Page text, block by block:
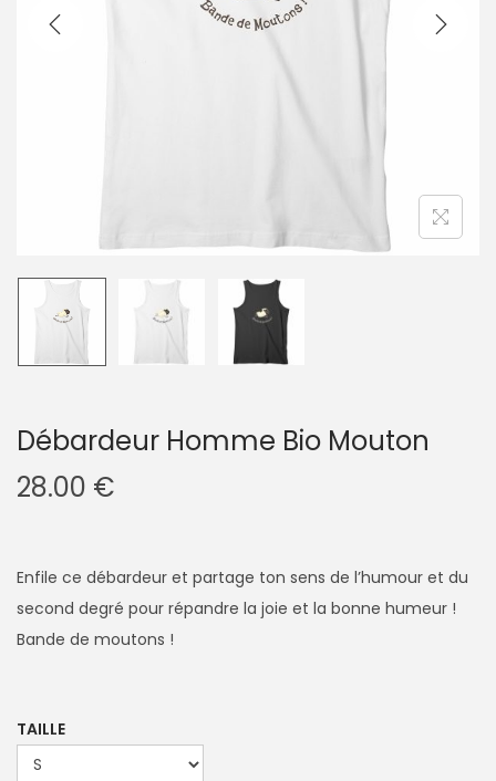
g
n
Débardeur Homme Bio Mouton
28.00 €
Enfile ce débardeur et partage ton sens de l’humour et du
second degré pour répandre la joie et la bonne humeur !
Bande de moutons !
TAILLE